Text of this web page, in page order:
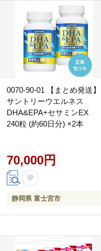
0070-90-01 【まとめ発送】
サントリーウエルネス
DHA&EPA+セサミンEX
240粒 (約60日分) ×2本
70,000円
静岡県 富士宮市